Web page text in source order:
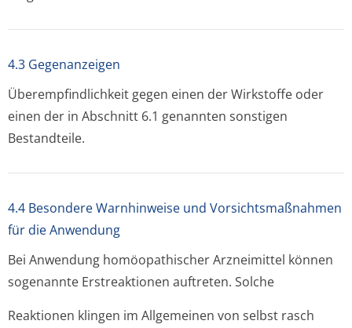
4.3 Gegenanzeigen
Überempfindlichkeit gegen einen der Wirkstoffe oder
einen der in Abschnitt 6.1 genannten sonstigen
Bestandteile.
4.4 Besondere Warnhinweise und Vorsichtsmaßnahmen
für die Anwendung
Bei Anwendung homöopathischer Arzneimittel können
sogenannte Erstreaktionen auftreten. Solche
Reaktionen klingen im Allgemeinen von selbst rasch